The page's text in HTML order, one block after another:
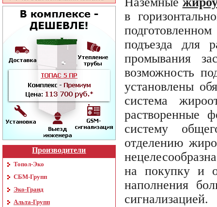
Производители
Топол-Эко
СБМ-Групп
Эко-Гранд
Альта-Групп
в
подъезда для
промывания
возможность
установлены
система
растворенные
систему
отделению
на покупку и
наполнения
сигнализацией.